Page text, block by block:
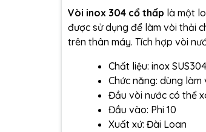
Vòi inox 304 cổ thấp là một
được sử dụng để làm vòi thải
trên thân máy. Tích hợp vòi
Chất liệu: inox SUS304
Chức năng: dùng
Đầu vòi nước có thể
Đầu vào: Phi 10
Xuất xứ: Đài Loan